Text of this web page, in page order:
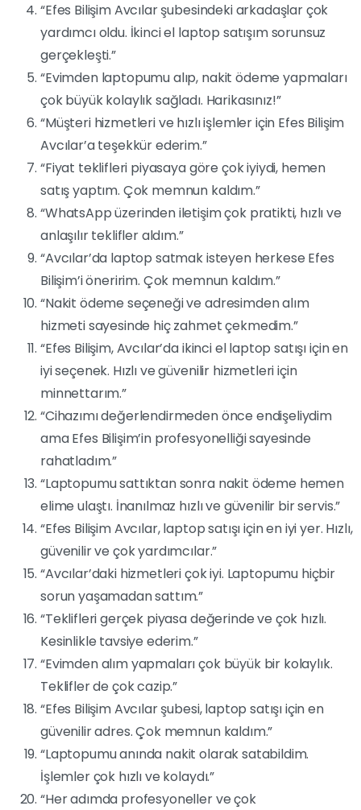
“Efes Bilişim Avcılar şubesindeki arkadaşlar çok
yardımcı oldu. İkinci el laptop satışım sorunsuz
gerçekleşti.”
“Evimden laptopumu alıp, nakit ödeme yapmaları
çok büyük kolaylık sağladı. Harikasınız!”
“Müşteri hizmetleri ve hızlı işlemler için Efes Bilişim
Avcılar’a teşekkür ederim.”
“Fiyat teklifleri piyasaya göre çok iyiydi, hemen
satış yaptım. Çok memnun kaldım.”
“WhatsApp üzerinden iletişim çok pratikti, hızlı ve
anlaşılır teklifler aldım.”
“Avcılar’da laptop satmak isteyen herkese Efes
Bilişim’i öneririm. Çok memnun kaldım.”
“Nakit ödeme seçeneği ve adresimden alım
hizmeti sayesinde hiç zahmet çekmedim.”
“Efes Bilişim, Avcılar’da ikinci el laptop satışı için en
iyi seçenek. Hızlı ve güvenilir hizmetleri için
minnettarım.”
“Cihazımı değerlendirmeden önce endişeliydim
ama Efes Bilişim’in profesyonelliği sayesinde
rahatladım.”
“Laptopumu sattıktan sonra nakit ödeme hemen
elime ulaştı. İnanılmaz hızlı ve güvenilir bir servis.”
“Efes Bilişim Avcılar, laptop satışı için en iyi yer. Hızlı,
güvenilir ve çok yardımcılar.”
“Avcılar’daki hizmetleri çok iyi. Laptopumu hiçbir
sorun yaşamadan sattım.”
“Teklifleri gerçek piyasa değerinde ve çok hızlı.
Kesinlikle tavsiye ederim.”
“Evimden alım yapmaları çok büyük bir kolaylık.
Teklifler de çok cazip.”
“Efes Bilişim Avcılar şubesi, laptop satışı için en
güvenilir adres. Çok memnun kaldım.”
“Laptopumu anında nakit olarak satabildim.
İşlemler çok hızlı ve kolaydı.”
“Her adımda profesyoneller ve çok